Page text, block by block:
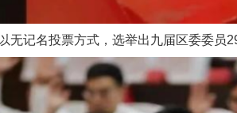
无记名投票方式，选举出九届区委委员